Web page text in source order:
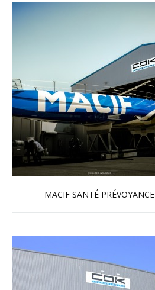
MACIF SANTÉ PRÉVOYANCE
En savoir plus...